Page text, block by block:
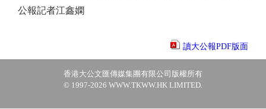
公報記者江鑫嫻
讀大公報PDF版面
香港大公文匯傳媒集團有限公司版權所有
© 1997-2026 WWW.TKWW.HK LIMITED.